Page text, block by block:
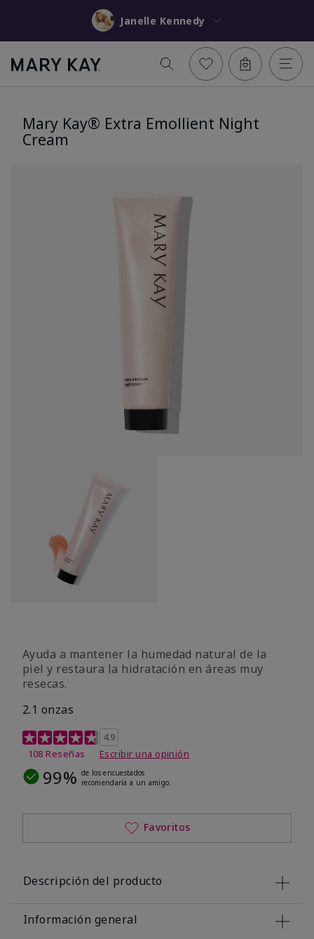
Janelle Kennedy
Mary Kay® Extra Emollient Night
Cream
Ayuda a mantener la humedad natural de la
piel y restaura la hidratación en áreas muy
resecas.
2.1 onzas
Calificación de clientes de 5 de 5
4.9
108 Reseñas
Escribir una opinión
99% de los encuestados
recomendaría a un amigo.
Favoritos
Descripción del producto
Información general